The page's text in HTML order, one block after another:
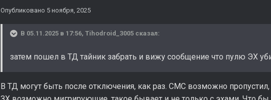
Опубликовано 5 ноября, 2025
В 05.11.2025 в 17:56, Tihodroid_3005 сказал:
затем пошел в ТД тайник забрать и вижу сообщение что пулю ЭХ
В ТД могут быть после отключения, как раз. СМС возможно